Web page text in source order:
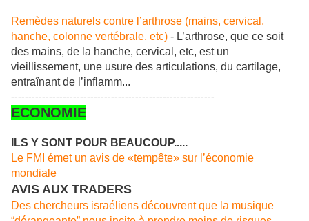
Remèdes naturels contre l’arthrose (mains, cervical,
hanche, colonne vertébrale, etc) - L’arthrose, que ce soit
des mains, de la hanche, cervical, etc, est un
vieillissement, une usure des articulations, du cartilage,
entraînant de l’inflamm...
-----------------------------------------------------------
ECONOMIE
ILS Y SONT POUR BEAUCOUP.....
Le FMI émet un avis de «tempête» sur l’économie
mondiale
AVIS AUX TRADERS
Des chercheurs israéliens découvrent que la musique